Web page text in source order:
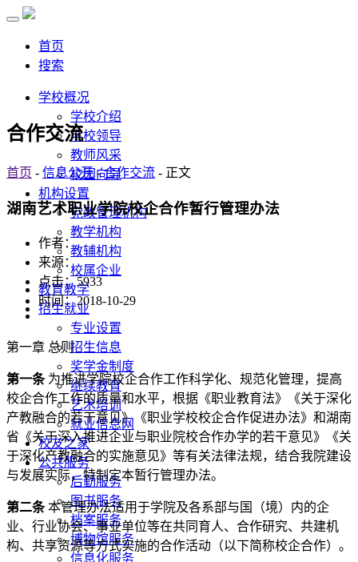
首页
搜索
学校概况
学校介绍
学校领导
教师风采
校园向导
机构设置
党政管理机构
教学机构
教辅机构
校属企业
教育教学
招生就业
专业设置
招生信息
奖学金制度
继续教育
艺术培训
就业信息网
校友之家
公共服务
后勤服务
图书服务
档案服务
博物馆服务
信息化服务
合作交流
首页 - 信息公开-合作交流 - 正文
湖南艺术职业学院校企合作暂行管理办法
作者：
来源：
点击： 5933
时间：2018-10-29
第一章 总则
第一条为推进学院校企合作工作科学化、规范化管理，提高
校企合作工作的质量和水平，根据《职业教育法》《关于深化
产教融合的若干意见》《职业学校校企合作促进办法》和湖南
省《关于深入推进企业与职业院校合作办学的若干意见》《关
于深化产教融合的实施意见》等有关法律法规，结合我院建设
与发展实际，特制定本暂行管理办法。
第二条本管理办法适用于学院及各系部与国（境）内的企
业、行业协会、事业单位等在共同育人、合作研究、共建机
构、共享资源等方式实施的合作活动（以下简称校企合作）。